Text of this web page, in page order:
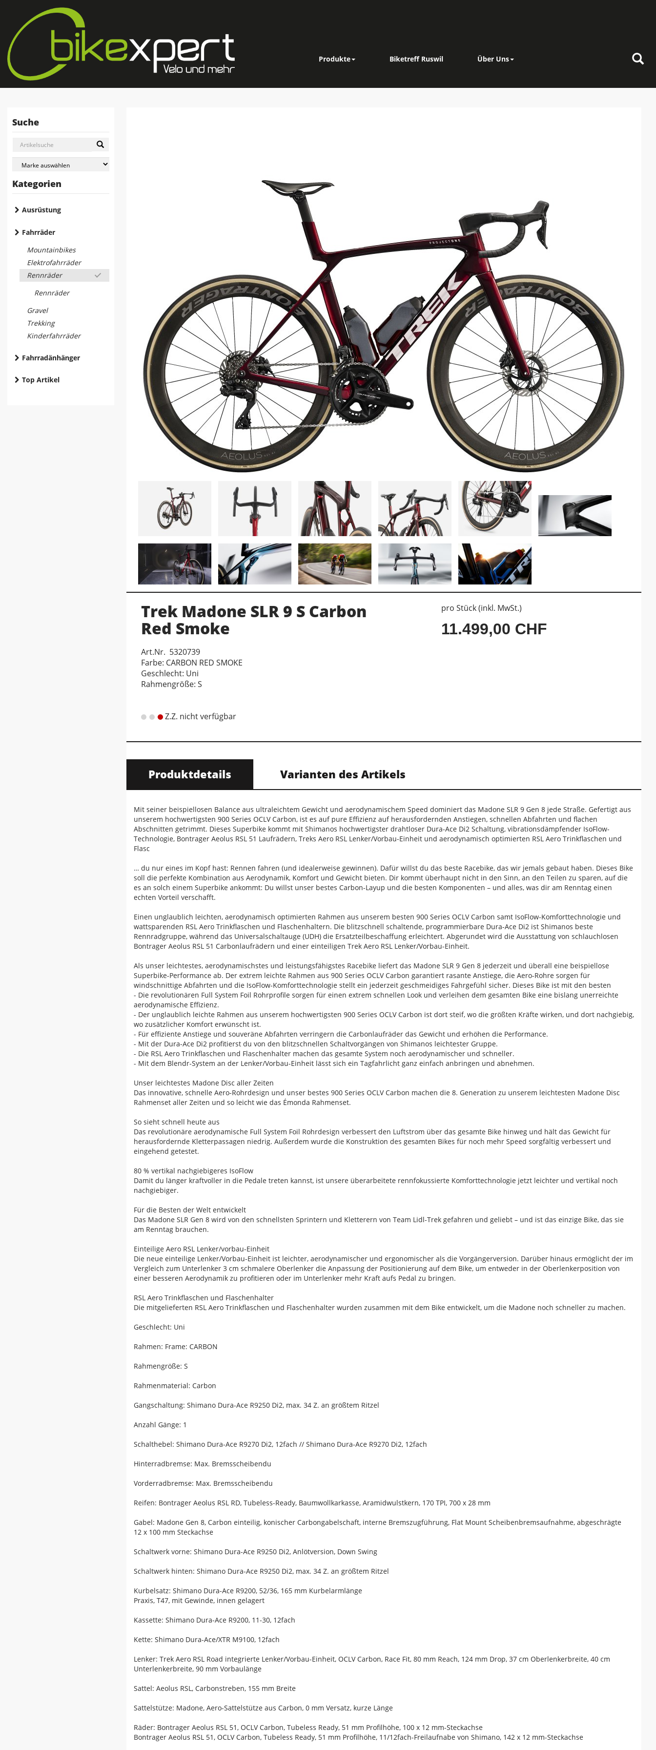
Produkte Biketreff Ruswil Über Uns
Suche
Kategorien
Ausrüstung
Fahrräder
Mountainbikes
Elektrofahrräder
Rennräder
Rennräder
Gravel
Trekking
Kinderfahrräder
Fahrradänhänger
Top Artikel
Trek Madone SLR 9 S Carbon
Red Smoke
Art.Nr. 5320739
Farbe: CARBON RED SMOKE
Geschlecht: Uni
Rahmengröße: S
Z.Z. nicht verfügbar
pro Stück (inkl. MwSt.)
11.499,00 CHF
Produktdetails Varianten des Artikels
Mit seiner beispiellosen Balance aus ultraleichtem Gewicht und aerodynamischem Speed dominiert das Madone SLR 9 Gen 8 jede Straße. Gefertigt aus
unserem hochwertigsten 900 Series OCLV Carbon, ist es auf pure Effizienz auf herausfordernden Anstiegen, schnellen Abfahrten und flachen
Abschnitten getrimmt. Dieses Superbike kommt mit Shimanos hochwertigster drahtloser Dura-Ace Di2 Schaltung, vibrationsdämpfender IsoFlow-
Technologie, Bontrager Aeolus RSL 51 Laufrädern, Treks Aero RSL Lenker/Vorbau-Einheit und aerodynamisch optimierten RSL Aero Trinkflaschen und
Flasc
… du nur eines im Kopf hast: Rennen fahren (und idealerweise gewinnen). Dafür willst du das beste Racebike, das wir jemals gebaut haben. Dieses Bike
soll die perfekte Kombination aus Aerodynamik, Komfort und Gewicht bieten. Dir kommt überhaupt nicht in den Sinn, an den Teilen zu sparen, auf die
es an solch einem Superbike ankommt: Du willst unser bestes Carbon-Layup und die besten Komponenten – und alles, was dir am Renntag einen
echten Vorteil verschafft.
Einen unglaublich leichten, aerodynamisch optimierten Rahmen aus unserem besten 900 Series OCLV Carbon samt IsoFlow-Komforttechnologie und
wattsparenden RSL Aero Trinkflaschen und Flaschenhaltern. Die blitzschnell schaltende, programmierbare Dura-Ace Di2 ist Shimanos beste
Rennradgruppe, während das Universalschaltauge (UDH) die Ersatzteilbeschaffung erleichtert. Abgerundet wird die Ausstattung von schlauchlosen
Bontrager Aeolus RSL 51 Carbonlaufrädern und einer einteiligen Trek Aero RSL Lenker/Vorbau-Einheit.
Als unser leichtestes, aerodynamischstes und leistungsfähigstes Racebike liefert das Madone SLR 9 Gen 8 jederzeit und überall eine beispiellose
Superbike-Performance ab. Der extrem leichte Rahmen aus 900 Series OCLV Carbon garantiert rasante Anstiege, die Aero-Rohre sorgen für
windschnittige Abfahrten und die IsoFlow-Komforttechnologie stellt ein jederzeit geschmeidiges Fahrgefühl sicher. Dieses Bike ist mit den besten
- Die revolutionären Full System Foil Rohrprofile sorgen für einen extrem schnellen Look und verleihen dem gesamten Bike eine bislang unerreichte
aerodynamische Effizienz.
- Der unglaublich leichte Rahmen aus unserem hochwertigsten 900 Series OCLV Carbon ist dort steif, wo die größten Kräfte wirken, und dort nachgiebig,
wo zusätzlicher Komfort erwünscht ist.
- Für effiziente Anstiege und souveräne Abfahrten verringern die Carbonlaufräder das Gewicht und erhöhen die Performance.
- Mit der Dura-Ace Di2 profitierst du von den blitzschnellen Schaltvorgängen von Shimanos leichtester Gruppe.
- Die RSL Aero Trinkflaschen und Flaschenhalter machen das gesamte System noch aerodynamischer und schneller.
- Mit dem Blendr-System an der Lenker/Vorbau-Einheit lässt sich ein Tagfahrlicht ganz einfach anbringen und abnehmen.
Unser leichtestes Madone Disc aller Zeiten
Das innovative, schnelle Aero-Rohrdesign und unser bestes 900 Series OCLV Carbon machen die 8. Generation zu unserem leichtesten Madone Disc
Rahmenset aller Zeiten und so leicht wie das Émonda Rahmenset.
So sieht schnell heute aus
Das revolutionäre aerodynamische Full System Foil Rohrdesign verbessert den Luftstrom über das gesamte Bike hinweg und hält das Gewicht für
herausfordernde Kletterpassagen niedrig. Außerdem wurde die Konstruktion des gesamten Bikes für noch mehr Speed sorgfältig verbessert und
eingehend getestet.
80 % vertikal nachgiebigeres IsoFlow
Damit du länger kraftvoller in die Pedale treten kannst, ist unsere überarbeitete rennfokussierte Komforttechnologie jetzt leichter und vertikal noch
nachgiebiger.
Für die Besten der Welt entwickelt
Das Madone SLR Gen 8 wird von den schnellsten Sprintern und Kletterern von Team Lidl-Trek gefahren und geliebt – und ist das einzige Bike, das sie
am Renntag brauchen.
Einteilige Aero RSL Lenker/vorbau-Einheit
Die neue einteilige Lenker/Vorbau-Einheit ist leichter, aerodynamischer und ergonomischer als die Vorgängerversion. Darüber hinaus ermöglicht der im
Vergleich zum Unterlenker 3 cm schmalere Oberlenker die Anpassung der Positionierung auf dem Bike, um entweder in der Oberlenkerposition von
einer besseren Aerodynamik zu profitieren oder im Unterlenker mehr Kraft aufs Pedal zu bringen.
RSL Aero Trinkflaschen und Flaschenhalter
Die mitgelieferten RSL Aero Trinkflaschen und Flaschenhalter wurden zusammen mit dem Bike entwickelt, um die Madone noch schneller zu machen.
Geschlecht: Uni
Rahmen: Frame: CARBON
Rahmengröße: S
Rahmenmaterial: Carbon
Gangschaltung: Shimano Dura-Ace R9250 Di2, max. 34 Z. an größtem Ritzel
Anzahl Gänge: 1
Schalthebel: Shimano Dura-Ace R9270 Di2, 12fach // Shimano Dura-Ace R9270 Di2, 12fach
Hinterradbremse: Max. Bremsscheibendu
Vorderradbremse: Max. Bremsscheibendu
Reifen: Bontrager Aeolus RSL RD, Tubeless-Ready, Baumwollkarkasse, Aramidwulstkern, 170 TPI, 700 x 28 mm
Gabel: Madone Gen 8, Carbon einteilig, konischer Carbongabelschaft, interne Bremszugführung, Flat Mount Scheibenbremsaufnahme, abgeschrägte
12 x 100 mm Steckachse
Schaltwerk vorne: Shimano Dura-Ace R9250 Di2, Anlötversion, Down Swing
Schaltwerk hinten: Shimano Dura-Ace R9250 Di2, max. 34 Z. an größtem Ritzel
Kurbelsatz: Shimano Dura-Ace R9200, 52/36, 165 mm Kurbelarmlänge
Praxis, T47, mit Gewinde, innen gelagert
Kassette: Shimano Dura-Ace R9200, 11-30, 12fach
Kette: Shimano Dura-Ace/XTR M9100, 12fach
Lenker: Trek Aero RSL Road integrierte Lenker/Vorbau-Einheit, OCLV Carbon, Race Fit, 80 mm Reach, 124 mm Drop, 37 cm Oberlenkerbreite, 40 cm
Unterlenkerbreite, 90 mm Vorbaulänge
Sattel: Aeolus RSL, Carbonstreben, 155 mm Breite
Sattelstütze: Madone, Aero-Sattelstütze aus Carbon, 0 mm Versatz, kurze Länge
Räder: Bontrager Aeolus RSL 51, OCLV Carbon, Tubeless Ready, 51 mm Profilhöhe, 100 x 12 mm-Steckachse
Bontrager Aeolus RSL 51, OCLV Carbon, Tubeless Ready, 51 mm Profilhöhe, 11/12fach-Freilaufnabe von Shimano, 142 x 12 mm-Steckachse